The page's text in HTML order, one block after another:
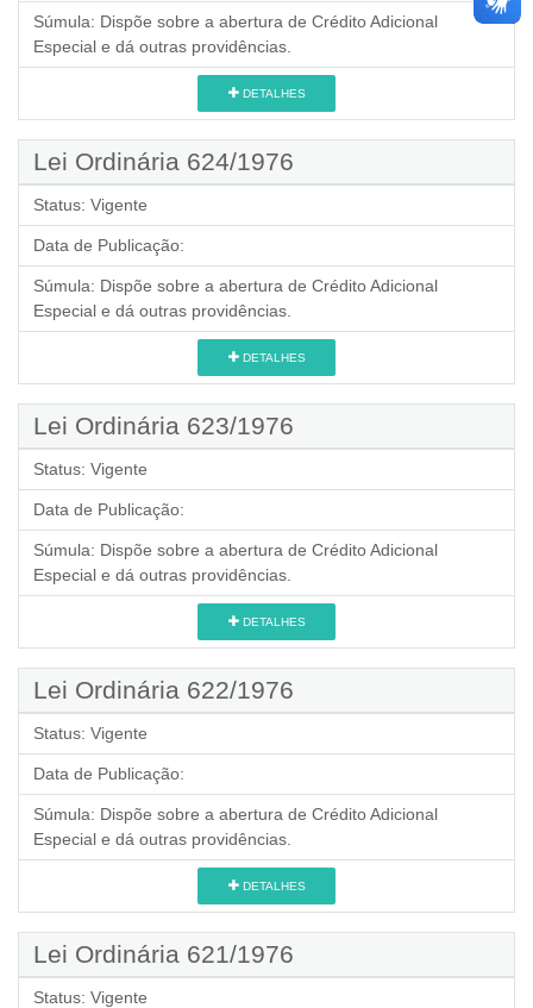
Súmula: Dispõe sobre a abertura de Crédito Adicional
Especial e dá outras providências.
DETALHES
Lei Ordinária 624/1976
Status: Vigente
Data de Publicação:
Súmula: Dispõe sobre a abertura de Crédito Adicional
Especial e dá outras providências.
DETALHES
Lei Ordinária 623/1976
Status: Vigente
Data de Publicação:
Súmula: Dispõe sobre a abertura de Crédito Adicional
Especial e dá outras providências.
DETALHES
Lei Ordinária 622/1976
Status: Vigente
Data de Publicação:
Súmula: Dispõe sobre a abertura de Crédito Adicional
Especial e dá outras providências.
DETALHES
Lei Ordinária 621/1976
Status: Vigente